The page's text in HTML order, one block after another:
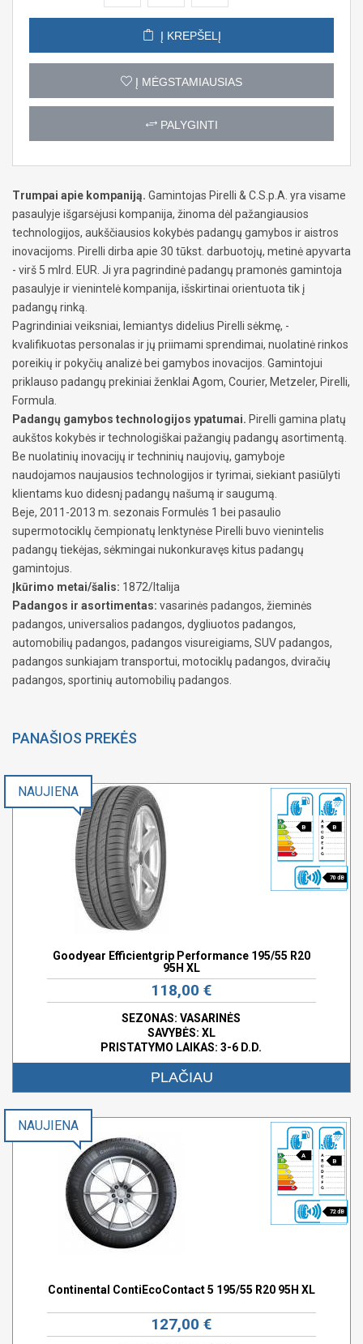
Į KREPŠELĮ
Į MĖGSTAMIAUSIAS
PALYGINTI
Trumpai apie kompaniją. Gamintojas Pirelli & C.S.p.A. yra visame
pasaulyje išgarsėjusi kompanija, žinoma dėl pažangiausios
technologijos, aukščiausios kokybės padangų gamybos ir aistros
inovacijoms. Pirelli dirba apie 30 tūkst. darbuotojų, metinė apyvarta
- virš 5 mlrd. EUR. Ji yra pagrindinė padangų pramonės gamintoja
pasaulyje ir vienintelė kompanija, išskirtinai orientuota tik į
padangų rinką.
Pagrindiniai veiksniai, lemiantys didelius Pirelli sėkmę, -
kvalifikuotas personalas ir jų priimami sprendimai, nuolatinė rinkos
poreikių ir pokyčių analizė bei gamybos inovacijos. Gamintojui
priklauso padangų prekiniai ženklai Agom, Courier, Metzeler, Pirelli,
Formula.
Padangų gamybos technologijos ypatumai. Pirelli gamina platų
aukštos kokybės ir technologiškai pažangių padangų asortimentą.
Be nuolatinių inovacijų ir techninių naujovių, gamyboje
naudojamos naujausios technologijos ir tyrimai, siekiant pasiūlyti
klientams kuo didesnį padangų našumą ir saugumą.
Beje, 2011-2013 m. sezonais Formulės 1 bei pasaulio
supermotociklų čempionatų lenktynėse Pirelli buvo vienintelis
padangų tiekėjas, sėkmingai nukonkuravęs kitus padangų
gamintojus.
Įkūrimo metai/šalis: 1872/Italija
Padangos ir asortimentas: vasarinės padangos, žieminės
padangos, universalios padangos, dygliuotos padangos,
automobilių padangos, padangos visureigiams, SUV padangos,
padangos sunkiajam transportui, motociklų padangos, dviračių
padangos, sportinių automobilių padangos.
PANAŠIOS PREKĖS
B B
70 dB
NAUJIENA
Goodyear Efficientgrip Performance 195/55 R20
95H XL
118,00 €
SEZONAS: VASARINĖS
SAVYBĖS: XL
PRISTATYMO LAIKAS: 3-6 D.D.
PLAČIAU
A
B
72 dB
NAUJIENA
Continental ContiEcoContact 5 195/55 R20 95H XL
127,00 €